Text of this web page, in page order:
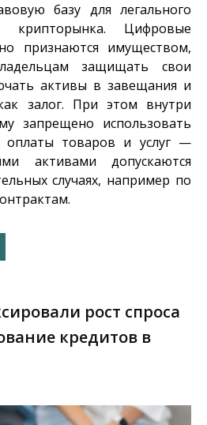
базу для легального
крипторынка. Цифровые
признаются имуществом,
защищать свои
активы в завещания и
залог. При этом внутри
запрещено использовать
оплаты товаров и услуг —
активами допускаются
случаях, например по
рост спроса
кредитов в